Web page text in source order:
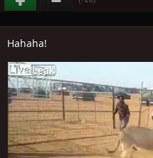
Hahaha!